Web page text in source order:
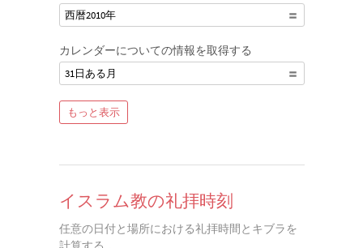
西暦2010年
カレンダーについての情報を取得する
31日ある月
もっと表示
イスラム教の礼拝時刻
任意の日付と場所における礼拝時間とキブラを